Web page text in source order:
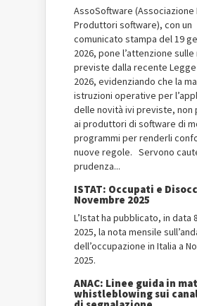
AssoSoftware (Associazione
Produttori software), con un
comunicato stampa del 19
2026, pone l’attenzione sulle
previste dalla recente Legge
2026, evidenziando che la
istruzioni operative per
delle novità ivi previste, non
ai produttori di software di
programmi per renderli
nuove regole. Servono
prudenza...
ISTAT: Occupati e
Novembre 2025
L’Istat ha pubblicato, in data
2025, la nota mensile
dell’occupazione in Italia a
2025.
ANAC: Linee guida in
whistleblowing sui